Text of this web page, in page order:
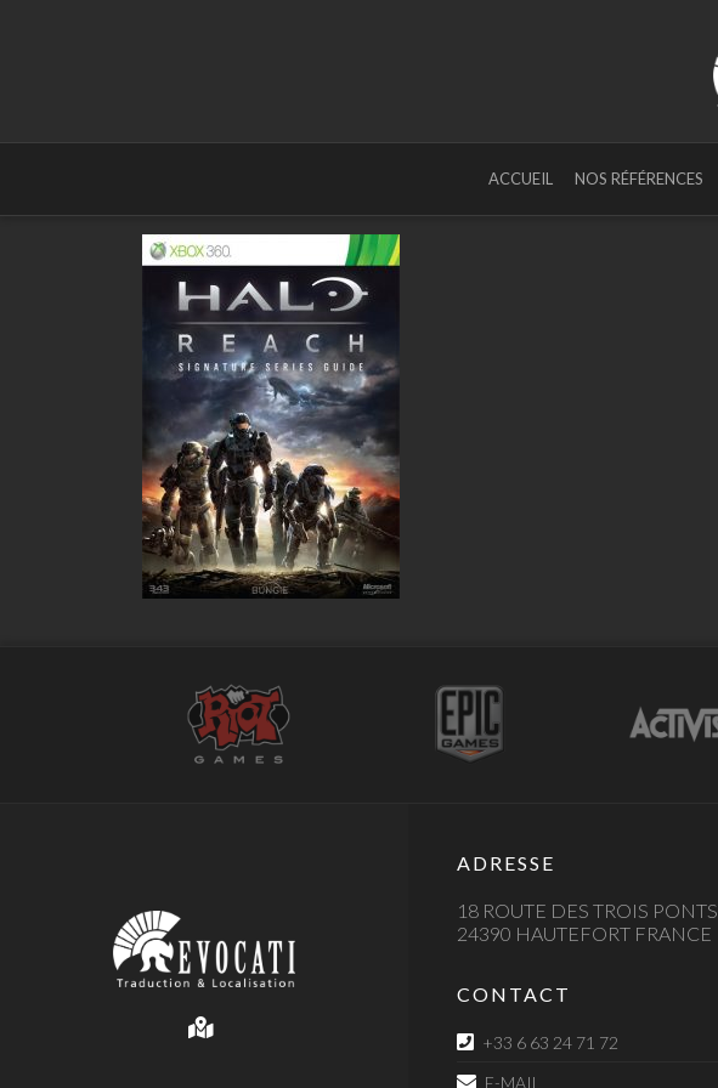
ACCUEIL NOS RÉFÉRENCES
ADRESSE
18 ROUTE DES TROIS PONTS
24390 HAUTEFORT FRANCE
CONTACT
+33 6 63 24 71 72
E-MAIL